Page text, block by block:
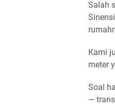
Salah
Kami
meter
Soal
—